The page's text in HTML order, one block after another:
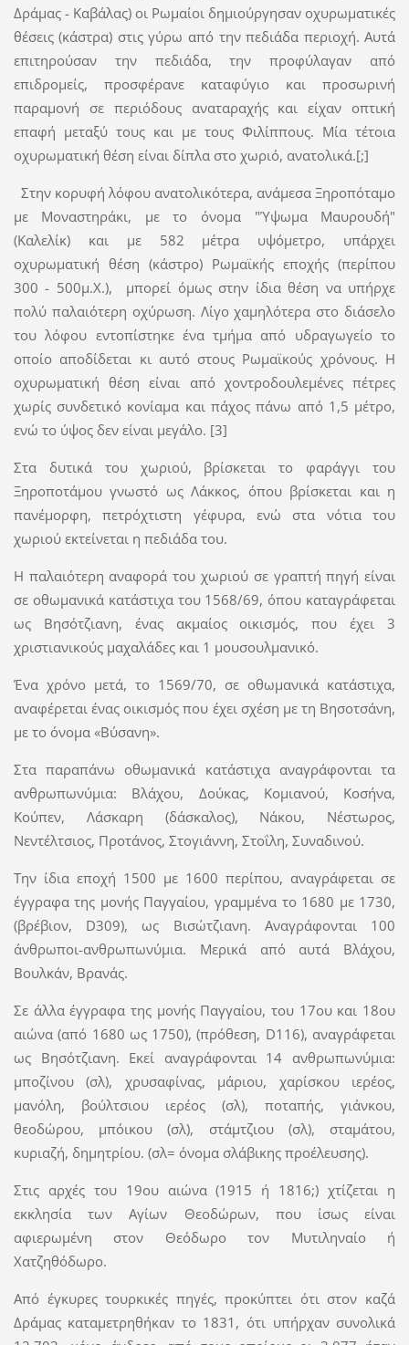
Δράμας - Καβάλας) οι Ρωμαίοι δημιούργησαν οχυρωματικές
θέσεις (κάστρα) στις γύρω από την πεδιάδα περιοχή. Αυτά
επιτηρούσαν την πεδιάδα, την προφύλαγαν από
επιδρομείς, προσφέρανε καταφύγιο και προσωρινή
παραμονή σε περιόδους αναταραχής και είχαν οπτική
επαφή μεταξύ τους και με τους Φιλίππους. Μία τέτοια
οχυρωματική θέση είναι δίπλα στο χωριό, ανατολικά.[;]
Στην κορυφή λόφου ανατολικότερα, ανάμεσα Ξηροπόταμο
με Μοναστηράκι, με το όνομα "Ύψωμα Μαυρουδή"
(Καλελίκ) και με 582 μέτρα υψόμετρο, υπάρχει
οχυρωματική θέση (κάστρο) Ρωμαϊκής εποχής (περίπου
300 - 500μ.Χ.), μπορεί όμως στην ίδια θέση να υπήρχε
πολύ παλαιότερη οχύρωση. Λίγο χαμηλότερα στο διάσελο
του λόφου εντοπίστηκε ένα τμήμα από υδραγωγείο το
οποίο αποδίδεται κι αυτό στους Ρωμαϊκούς χρόνους. Η
οχυρωματική θέση είναι από χοντροδουλεμένες πέτρες
χωρίς συνδετικό κονίαμα και πάχος πάνω από 1,5 μέτρο,
ενώ το ύψος δεν είναι μεγάλο. [3]
Στα δυτικά του χωριού, βρίσκεται το φαράγγι του
Ξηροποτάμου γνωστό ως Λάκκος, όπου βρίσκεται και η
πανέμορφη, πετρόχτιστη γέφυρα, ενώ στα νότια του
χωριού εκτείνεται η πεδιάδα του.
Η παλαιότερη αναφορά του χωριού σε γραπτή πηγή είναι
σε οθωμανικά κατάστιχα του 1568/69, όπου καταγράφεται
ως Βησότζιανη, ένας ακμαίος οικισμός, που έχει 3
χριστιανικούς μαχαλάδες και 1 μουσουλμανικό.
Ένα χρόνο μετά, το 1569/70, σε οθωμανικά κατάστιχα,
αναφέρεται ένας οικισμός που έχει σχέση με τη Βησοτσάνη,
με το όνομα «Βύσανη».
Στα παραπάνω οθωμανικά κατάστιχα αναγράφονται τα
ανθρωπωνύμια: Βλάχου, Δούκας, Κομιανού, Κοσήνα,
Κούπεν, Λάσκαρη (δάσκαλος), Νάκου, Νέστωρος,
Νεντέλτσιος, Προτάνος, Στογιάννη, Στοΐλη, Συναδινού.
Την ίδια εποχή 1500 με 1600 περίπου, αναγράφεται σε
έγγραφα της μονής Παγγαίου, γραμμένα το 1680 με 1730,
(βρέβιον, D309), ως Βισώτζιανη. Αναγράφονται 100
άνθρωποι-ανθρωπωνύμια. Μερικά από αυτά Βλάχου,
Βουλκάν, Βρανάς.
Σε άλλα έγγραφα της μονής Παγγαίου, του 17ου και 18ου
αιώνα (από 1680 ως 1750), (πρόθεση, D116), αναγράφεται
ως Βησότζιανη. Εκεί αναγράφονται 14 ανθρωπωνύμια:
μποζίνου (σλ), χρυσαφίνας, μάριου, χαρίσκου ιερέος,
μανόλη, βούλτσιου ιερέος (σλ), ποταπής, γιάνκου,
θεοδώρου, μπόικου (σλ), στάμτζιου (σλ), σταμάτου,
κυριαζή, δημητρίου. (σλ= όνομα σλάβικης προέλευσης).
Στις αρχές του 19ου αιώνα (1915 ή 1816;) χτίζεται η
εκκλησία των Αγίων Θεοδώρων, που ίσως είναι
αφιερωμένη στον Θεόδωρο τον Μυτιληναίο ή
Χατζηθόδωρο.
Από έγκυρες τουρκικές πηγές, προκύπτει ότι στον καζά
Δράμας καταμετρηθήκαν το 1831, ότι υπήρχαν συνολικά